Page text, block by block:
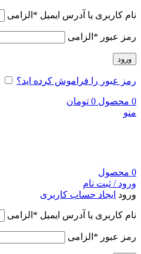
نام کاربری یا آدرس ایمیل * الزامی
رمز عبور * الزامی
ورود
رمز عبور را فراموش کرده اید؟
0 محصول 0 تومان
منو
0 محصول
ورود / ثبت نام
ورود ایجاد حساب کاربری
نام کاربری یا آدرس ایمیل * الزامی
رمز عبور * الزامی